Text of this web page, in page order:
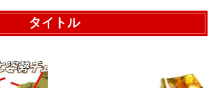
タイトル